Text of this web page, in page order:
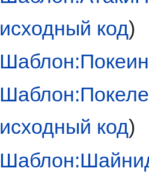
исходный код)
исходный код)